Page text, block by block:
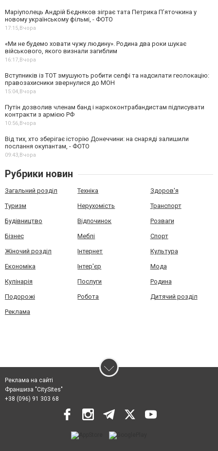
Маріуполець Андрій Бєдняков зіграє тата Петрика П’яточкина у
новому українському фільмі, - ФОТО
17:15, Вчора
«Ми не будемо ховати чужу людину». Родина два роки шукає
військового, якого визнали загиблим
16:17, Вчора
Вступників із ТОТ змушують робити селфі та надсилати геолокацію:
правозахисники звернулися до МОН
15:04, Вчора
Путін дозволив членам банд і наркоконтрабандистам підписувати
контракти з армією РФ
10:56, Вчора
Від тих, хто зберігає історію Донеччини: на снаряді залишили
послання окупантам, - ФОТО
09:43, Вчора
Рубрики новин
Загальний розділ Техніка Здоров'я
Туризм Нерухомість Транспорт
Будівництво Відпочинок Розваги
Бізнес Меблі Спорт
Жіночий розділ Інтернет Культура
Економіка Інтер'єр Мода
Кулінарія Послуги Родина
Подорожі Робота Дитячий розділ
Реклама
Реклама на сайті
Франшиза "CitySites"
+38 (096) 91 303 68